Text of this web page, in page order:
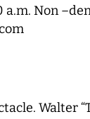
a.m. Non
Walter